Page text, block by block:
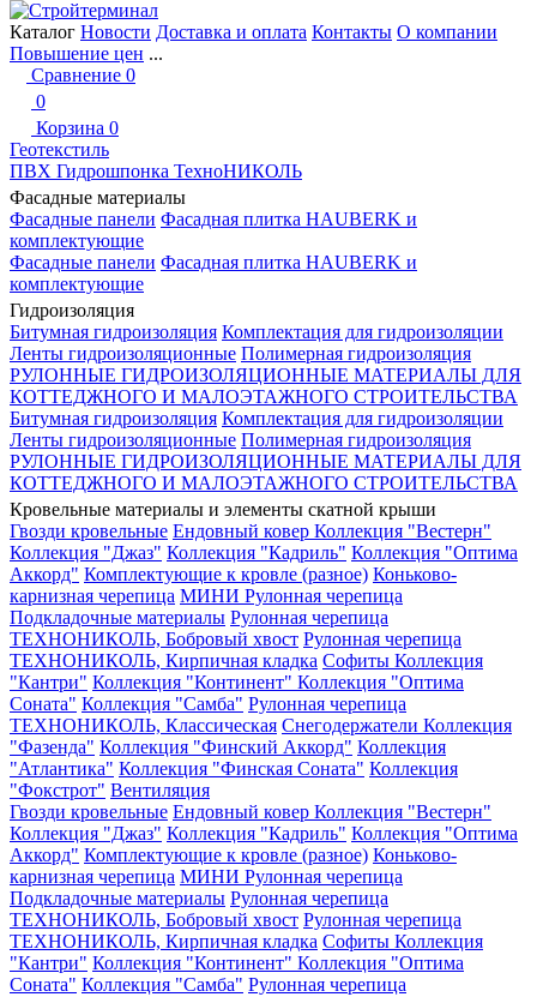
Каталог Новости Доставка и оплата Контакты О компании
Повышение цен ...
Сравнение 0
0
Корзина 0
Геотекстиль
ПВХ Гидрошпонка ТехноНИКОЛЬ
Фасадные материалы
Фасадные панели Фасадная плитка HAUBERK и
комплектующие
Фасадные панели Фасадная плитка HAUBERK и
комплектующие
Гидроизоляция
Битумная гидроизоляция Комплектация для гидроизоляции
Ленты гидроизоляционные Полимерная гидроизоляция
РУЛОННЫЕ ГИДРОИЗОЛЯЦИОННЫЕ МАТЕРИАЛЫ ДЛЯ
КОТТЕДЖНОГО И МАЛОЭТАЖНОГО СТРОИТЕЛЬСТВА
Битумная гидроизоляция Комплектация для гидроизоляции
Ленты гидроизоляционные Полимерная гидроизоляция
РУЛОННЫЕ ГИДРОИЗОЛЯЦИОННЫЕ МАТЕРИАЛЫ ДЛЯ
КОТТЕДЖНОГО И МАЛОЭТАЖНОГО СТРОИТЕЛЬСТВА
Кровельные материалы и элементы скатной крыши
Гвозди кровельные Ендовный ковер Коллекция "Вестерн"
Коллекция "Джаз" Коллекция "Кадриль" Коллекция "Оптима
Аккорд" Комплектующие к кровле (разное) Коньково-
карнизная черепица МИНИ Рулонная черепица
Подкладочные материалы Рулонная черепица
ТЕХНОНИКОЛЬ, Бобровый хвост Рулонная черепица
ТЕХНОНИКОЛЬ, Кирпичная кладка Софиты Коллекция
"Кантри" Коллекция "Континент" Коллекция "Оптима
Соната" Коллекция "Самба" Рулонная черепица
ТЕХНОНИКОЛЬ, Классическая Снегодержатели Коллекция
"Фазенда" Коллекция "Финский Аккорд" Коллекция
"Атлантика" Коллекция "Финская Соната" Коллекция
"Фокстрот" Вентиляция
Гвозди кровельные Ендовный ковер Коллекция "Вестерн"
Коллекция "Джаз" Коллекция "Кадриль" Коллекция "Оптима
Аккорд" Комплектующие к кровле (разное) Коньково-
карнизная черепица МИНИ Рулонная черепица
Подкладочные материалы Рулонная черепица
ТЕХНОНИКОЛЬ, Бобровый хвост Рулонная черепица
ТЕХНОНИКОЛЬ, Кирпичная кладка Софиты Коллекция
"Кантри" Коллекция "Континент" Коллекция "Оптима
Соната" Коллекция "Самба" Рулонная черепица